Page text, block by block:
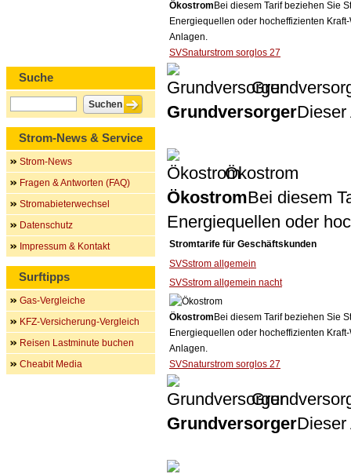
Ökostrom Bei diesem Tarif beziehen Sie
Energiequellen oder hocheffizienten
Anlagen.
SVSnaturstrom sorglos 27
GrundversorgerDieser
Ökostrom
ÖkostromBei diesem
Energiequellen oder
Stromtarife für Geschäftskunden
SVSstrom allgemein
SVSstrom allgemein nacht
Ökostrom Bei diesem Tarif beziehen Sie
Energiequellen oder hocheffizienten
Anlagen.
SVSnaturstrom sorglos 27
GrundversorgerDieser
Suche
Strom-News & Service
Strom-News
Fragen & Antworten (FAQ)
Stromabieterwechsel
Datenschutz
Impressum & Kontakt
Surftipps
Gas-Vergleiche
KFZ-Versicherung-Vergleich
Reisen Lastminute buchen
Cheabit Media